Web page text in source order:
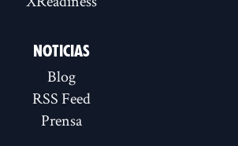
NOTICIAS
Blog
RSS Feed
Prensa